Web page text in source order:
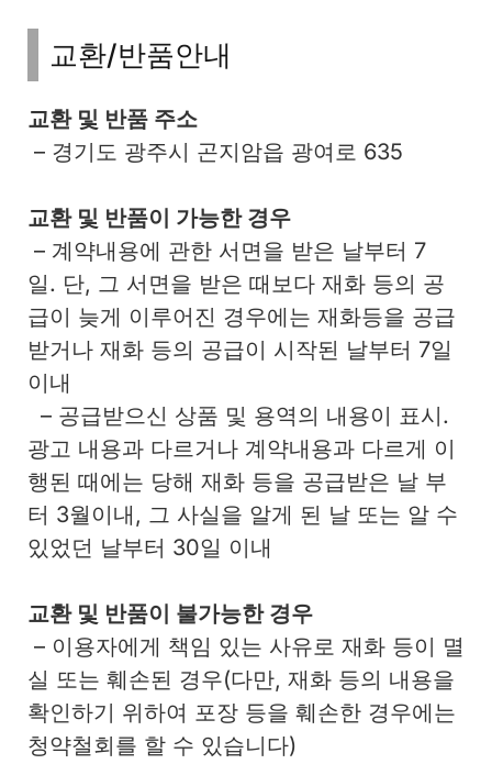
교환/반품안내
교환 및 반품 주소
– 경기도 광주시 곤지암읍 광여로 635
교환 및 반품이 가능한 경우
– 계약내용에 관한 서면을 받은 날부터 7
일. 단, 그 서면을 받은 때보다 재화 등의 공
급이 늦게 이루어진 경우에는 재화등을 공급
받거나 재화 등의 공급이 시작된 날부터 7일
이내
– 공급받으신 상품 및 용역의 내용이 표시.
광고 내용과 다르거나 계약내용과 다르게 이
행된 때에는 당해 재화 등을 공급받은 날 부
터 3월이내, 그 사실을 알게 된 날 또는 알 수
있었던 날부터 30일 이내
교환 및 반품이 불가능한 경우
– 이용자에게 책임 있는 사유로 재화 등이 멸
실 또는 훼손된 경우(다만, 재화 등의 내용을
확인하기 위하여 포장 등을 훼손한 경우에는
청약철회를 할 수 있습니다)